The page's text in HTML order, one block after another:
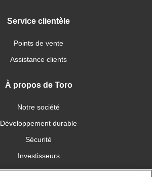
Service clientèle
Points de vente
Assistance clients
À propos de Toro
Notre société
Développement durable
Sécurité
Investisseurs
Carrières